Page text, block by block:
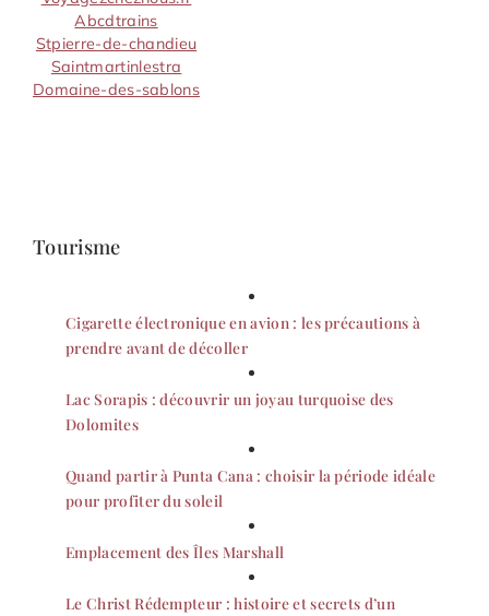
Abcdtrains
Stpierre-de-chandieu
Saintmartinlestra
Domaine-des-sablons
Tourisme
Cigarette électronique en avion : les précautions à
prendre avant de décoller
Lac Sorapis : découvrir un joyau turquoise des
Dolomites
Quand partir à Punta Cana : choisir la période idéale
pour profiter du soleil
Emplacement des Îles Marshall
Le Christ Rédempteur : histoire et secrets d’un